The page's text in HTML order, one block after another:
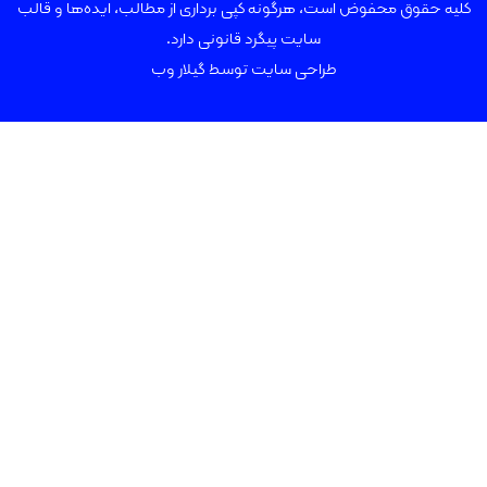
محفوض است، هرگونه کپی برداری از مطالب، ایده‌ها و قالب
سایت پیگرد قانونی دارد.
طراحی سایت توسطگیلار وب